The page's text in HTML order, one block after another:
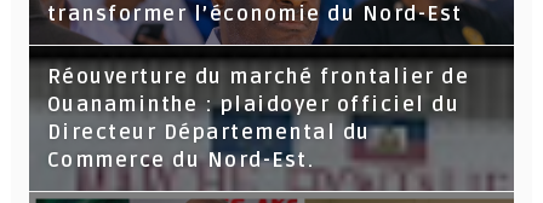
transformer l’économie du Nord-Est
Réouverture du marché frontalier de
Ouanaminthe : plaidoyer officiel du
Directeur Départemental du
Commerce du Nord-Est.